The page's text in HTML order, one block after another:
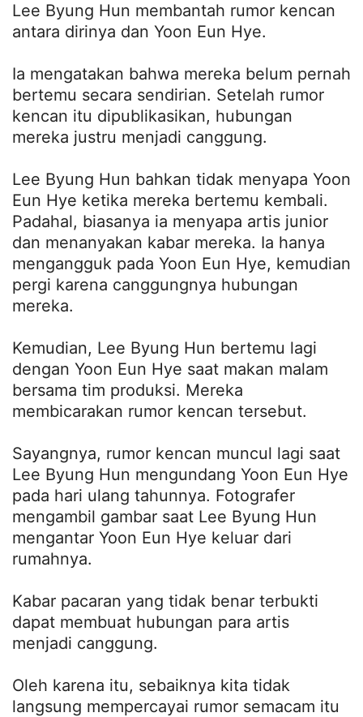
Lee Byung Hun membantah rumor kencan
antara dirinya dan Yoon Eun Hye.
Ia mengatakan bahwa mereka belum pernah
bertemu secara sendirian. Setelah rumor
kencan itu dipublikasikan, hubungan
mereka justru menjadi canggung.
Lee Byung Hun bahkan tidak menyapa Yoon
Eun Hye ketika mereka bertemu kembali.
Padahal, biasanya ia menyapa artis junior
dan menanyakan kabar mereka. Ia hanya
mengangguk pada Yoon Eun Hye, kemudian
pergi karena canggungnya hubungan
mereka.
Kemudian, Lee Byung Hun bertemu lagi
dengan Yoon Eun Hye saat makan malam
bersama tim produksi. Mereka
membicarakan rumor kencan tersebut.
Sayangnya, rumor kencan muncul lagi saat
Lee Byung Hun mengundang Yoon Eun Hye
pada hari ulang tahunnya. Fotografer
mengambil gambar saat Lee Byung Hun
mengantar Yoon Eun Hye keluar dari
rumahnya.
Kabar pacaran yang tidak benar terbukti
dapat membuat hubungan para artis
menjadi canggung.
Oleh karena itu, sebaiknya kita tidak
langsung mempercayai rumor semacam itu